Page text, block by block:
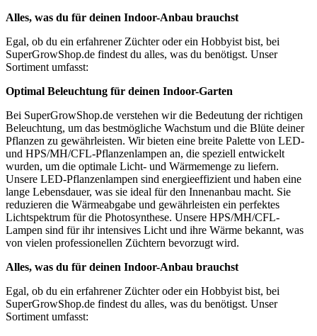
Alles, was du für deinen Indoor-Anbau brauchst
Egal, ob du ein erfahrener Züchter oder ein Hobbyist bist, bei
SuperGrowShop.de findest du alles, was du benötigst. Unser
Sortiment umfasst:
Optimal Beleuchtung für deinen Indoor-Garten
Bei SuperGrowShop.de verstehen wir die Bedeutung der richtigen
Beleuchtung, um das bestmögliche Wachstum und die Blüte deiner
Pflanzen zu gewährleisten. Wir bieten eine breite Palette von LED-
und HPS/MH/CFL-Pflanzenlampen an, die speziell entwickelt
wurden, um die optimale Licht- und Wärmemenge zu liefern.
Unsere LED-Pflanzenlampen sind energieeffizient und haben eine
lange Lebensdauer, was sie ideal für den Innenanbau macht. Sie
reduzieren die Wärmeabgabe und gewährleisten ein perfektes
Lichtspektrum für die Photosynthese. Unsere HPS/MH/CFL-
Lampen sind für ihr intensives Licht und ihre Wärme bekannt, was
von vielen professionellen Züchtern bevorzugt wird.
Alles, was du für deinen Indoor-Anbau brauchst
Egal, ob du ein erfahrener Züchter oder ein Hobbyist bist, bei
SuperGrowShop.de findest du alles, was du benötigst. Unser
Sortiment umfasst: